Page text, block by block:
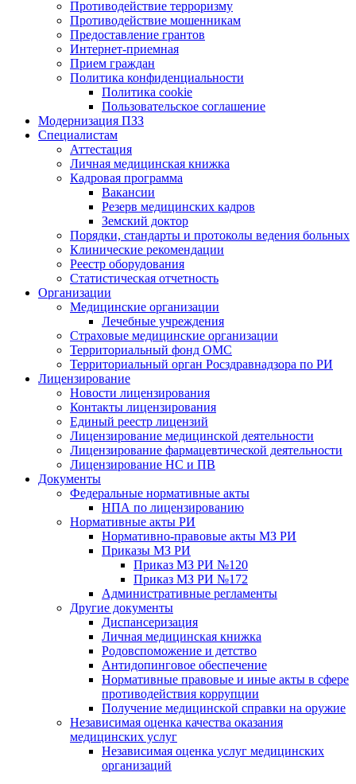
Противодействие терроризму
Противодействие мошенникам
Предоставление грантов
Интернет-приемная
Прием граждан
Политика конфиденциальности
Политика cookie
Пользовательское соглашение
Модернизация ПЗЗ
Специалистам
Аттестация
Личная медицинская книжка
Кадровая программа
Вакансии
Резерв медицинских кадров
Земский доктор
Порядки, стандарты и протоколы ведения больных
Клинические рекомендации
Реестр оборудования
Статистическая отчетность
Организации
Медицинские организации
Лечебные учреждения
Страховые медицинские организации
Территориальный фонд ОМС
Территориальный орган Росздравнадзора по РИ
Лицензирование
Новости лицензирования
Контакты лицензирования
Единый реестр лицензий
Лицензирование медицинской деятельности
Лицензирование фармацевтической деятельности
Лицензирование НС и ПВ
Документы
Федеральные нормативные акты
НПА по лицензированию
Нормативные акты РИ
Нормативно-правовые акты МЗ РИ
Приказы МЗ РИ
Приказ МЗ РИ №120
Приказ МЗ РИ №172
Административные регламенты
Другие документы
Диспансеризация
Личная медицинская книжка
Родовспоможение и детство
Антидопинговое обеспечение
Нормативные правовые и иные акты в сфере
противодействия коррупции
Получение медицинской справки на оружие
Независимая оценка качества оказания
медицинских услуг
Независимая оценка услуг медицинскиx
организаций